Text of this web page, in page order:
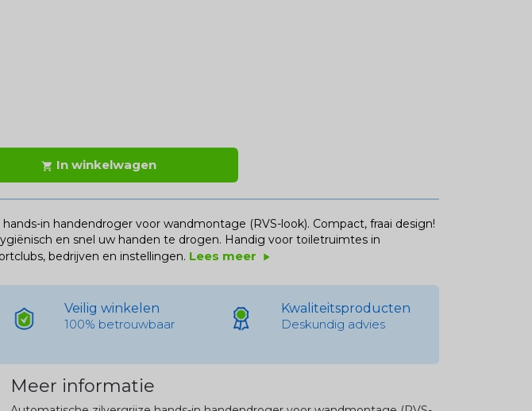
 In winkelwagen
in handendroger voor wandmontage (RVS-look). Compact, fraai design!
en snel uw handen te drogen. Handig voor toiletruimtes in
bedrijven en instellingen. Lees meer play_arrow
Veilig winkelen
100% betrouwbaar
Kwaliteitsproducten
Deskundig advies
Meer informatie